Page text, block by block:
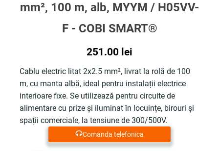
mm², 100 m, alb, MYYM / H05VV-
F - COBI SMART®
251.00 lei
Cablu electric litat 2x2.5 mm², livrat la rolă de 100
m, cu manta albă, ideal pentru instalații electrice
interioare fixe. Se utilizează pentru circuite de
alimentare cu prize și iluminat în locuințe, birouri și
spații comerciale, la tensiune de 300/500V.
Comanda telefonica